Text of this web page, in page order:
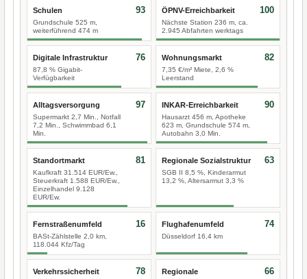
Schulen
Grundschule 525 m,
weiterführend 474 m
93 ÖPNV-Erreichbarkeit
Nächste Station 236 m, ca.
2.945 Abfahrten werktags
100
Digitale Infrastruktur
87,8 % Gigabit-
Verfügbarkeit
76 Wohnungsmarkt
7,35 €/m² Miete, 2,6 %
Leerstand
82
Alltagsversorgung
Supermarkt 2,7 Min., Notfall
7,2 Min., Schwimmbad 6,1
Min.
97 INKAR-Erreichbarkeit
Hausarzt 456 m, Apotheke
623 m, Grundschule 574 m,
Autobahn 3,0 Min.
90
Standortmarkt
Kaufkraft 31.514 EUR/Ew.,
Steuerkraft 1.588 EUR/Ew.,
Einzelhandel 9.128
EUR/Ew.
81 Regionale Sozialstruktur
SGB II 8,5 %, Kinderarmut
13,2 %, Altersarmut 3,3 %
63
Fernstraßenumfeld
BASt-Zählstelle 2,0 km,
118.044 Kfz/Tag
16 Flughafenumfeld
Düsseldorf 16,4 km
74
Verkehrssicherheit 78 Regionale 66